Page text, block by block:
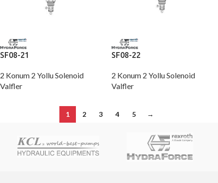
SF08-21
2 Konum 2 Yollu Solenoid
Valfler
SF08-22
2 Konum 2 Yollu Solenoid
Valfler
1 2 3 4 5 →